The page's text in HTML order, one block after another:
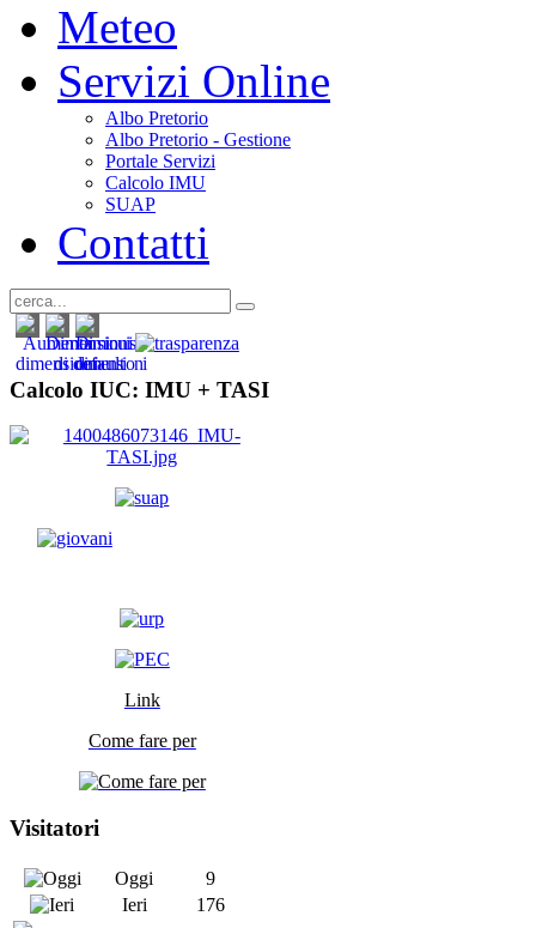
Meteo
Servizi Online
Albo Pretorio
Albo Pretorio - Gestione
Portale Servizi
Calcolo IMU
SUAP
Contatti
Calcolo IUC: IMU + TASI
Link
Come fare per
Visitatori
Oggi
9
Ieri
176